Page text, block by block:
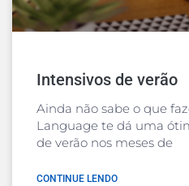
Intensivos de verão
Ainda não sabe o que
Language te dá uma
de verão nos meses de
CONTINUE LENDO